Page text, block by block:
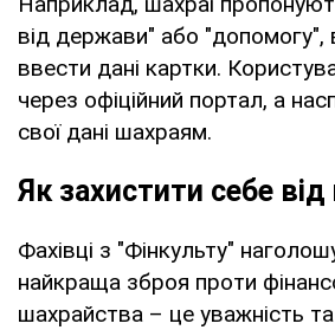
від держави" або "допомогу",
ввести дані картки.
через офіційний портал, а
свої дані шахраям.
Як захистити себе від
Фахівці з "Фінкульту"
найкраща зброя проти
шахрайства – це уважність